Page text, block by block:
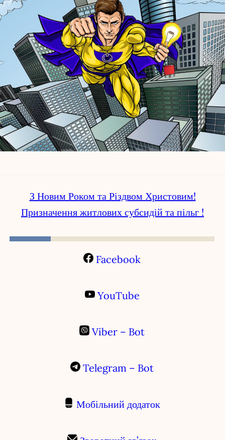
З Новим Роком та Різдвом Христовим!
Призначення житлових субсидій та пільг !
Facebook
YouTube
Viber – Bot
Telegram – Bot
Мобільний додаток